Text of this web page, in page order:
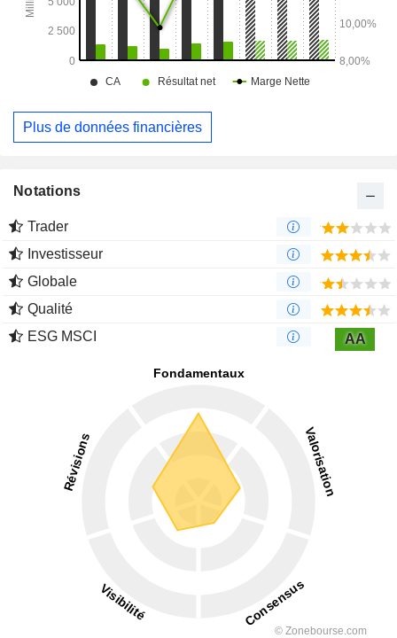
Plus de données financières
Notations
Trader
Investisseur
Globale
Qualité
ESG MSCI
AA